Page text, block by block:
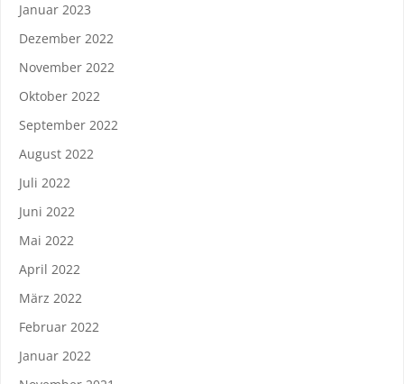
Januar 2023
Dezember 2022
November 2022
Oktober 2022
September 2022
August 2022
Juli 2022
Juni 2022
Mai 2022
April 2022
März 2022
Februar 2022
Januar 2022